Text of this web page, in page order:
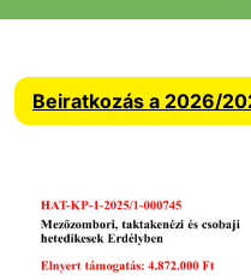
Beiratkozás a 2026/